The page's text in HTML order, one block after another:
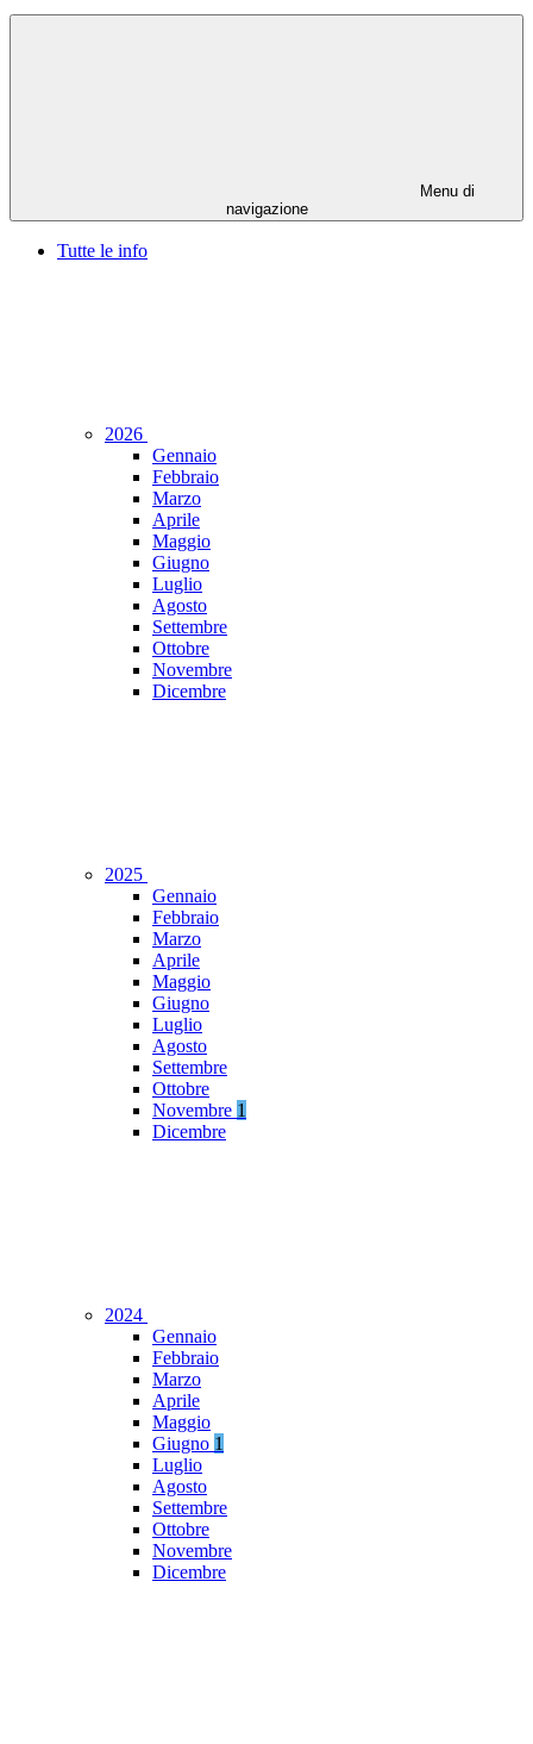
Menu di
navigazione
Tutte le info
2026
Gennaio
Febbraio
Marzo
Aprile
Maggio
Giugno
Luglio
Agosto
Settembre
Ottobre
Novembre
Dicembre
2025
Gennaio
Febbraio
Marzo
Aprile
Maggio
Giugno
Luglio
Agosto
Settembre
Ottobre
Novembre 1
Dicembre
2024
Gennaio
Febbraio
Marzo
Aprile
Maggio
Giugno 1
Luglio
Agosto
Settembre
Ottobre
Novembre
Dicembre